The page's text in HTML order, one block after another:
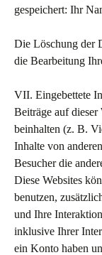
gespeichert: Ihr
Die Löschung der
die Bearbeitung
VII. Eingebettete
Beiträge auf dieser
beinhalten (z. B.
Inhalte von
Besucher die
Diese Websites
benutzen,
und Ihre
inklusive Ihrer
ein Konto haben